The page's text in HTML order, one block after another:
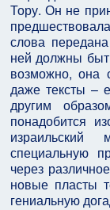
Тору. Он не
слова
ней должны
возможно, она
даже тексты –
другим
понадобится
израильский
специальную
через
новые пласты
гениальную